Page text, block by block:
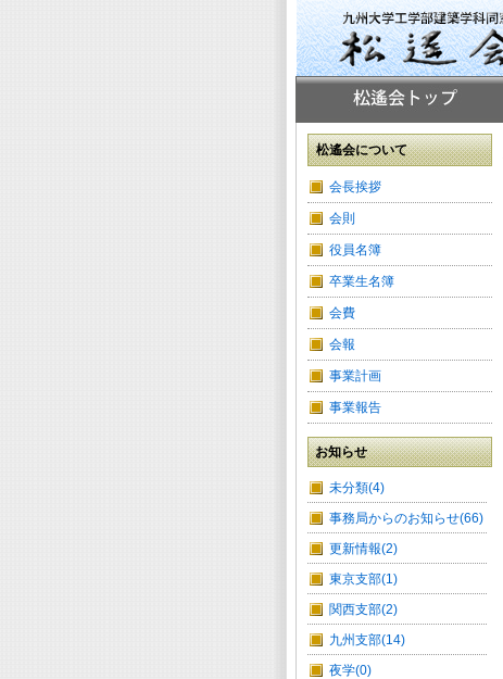
松遙会について
会長挨拶
会則
役員名簿
卒業生名簿
会費
会報
事業計画
事業報告
お知らせ
未分類(4)
事務局からのお知らせ(66)
更新情報(2)
東京支部(1)
関西支部(2)
九州支部(14)
夜学(0)